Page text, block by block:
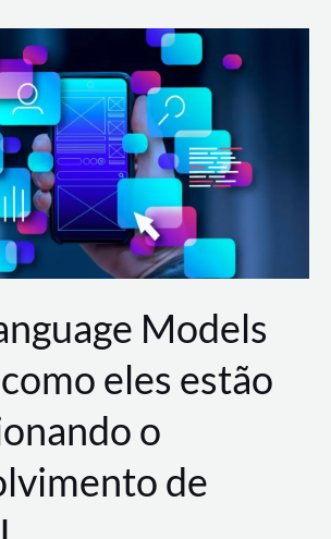
Models
eles estão
o
de